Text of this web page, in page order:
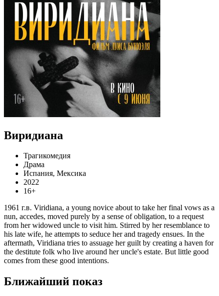
Виридиана
Трагикомедия
Драма
Испания, Мексика
2022
16+
1961 г.в. Viridiana, a young novice about to take her final vows as a
nun, accedes, moved purely by a sense of obligation, to a request
from her widowed uncle to visit him. Stirred by her resemblance to
his late wife, he attempts to seduce her and tragedy ensues. In the
aftermath, Viridiana tries to assuage her guilt by creating a haven for
the destitute folk who live around her uncle's estate. But little good
comes from these good intentions.
Ближайший показ